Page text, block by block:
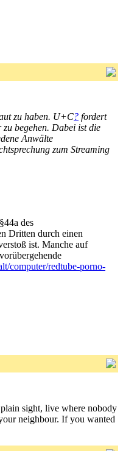
zu haben. U+C? fordert
begehen. Dabei ist die
Anwälte
zum Streaming
des
Dritten durch einen
ist. Manche auf
computer/redtube-porno-
sight, live where nobody
neighbour. If you wanted